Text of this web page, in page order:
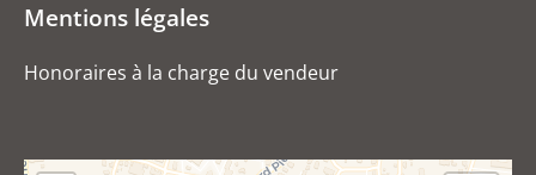
Mentions légales
Honoraires à la charge du vendeur